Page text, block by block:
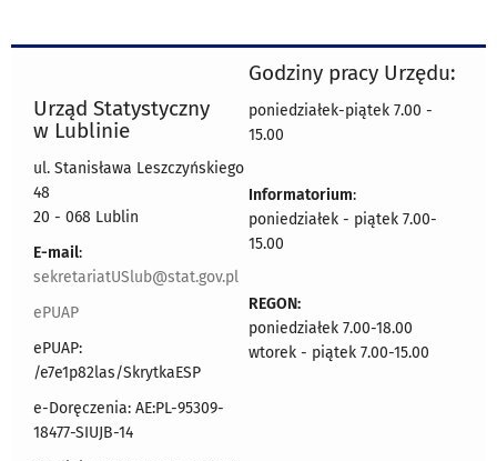
Urząd Statystyczny
w Lublinie
ul. Stanisława Leszczyńskiego
48
20 - 068 Lublin
E-mail:
sekretariatUSlub@stat.gov.pl
ePUAP
ePUAP:
/e7e1p82las/SkrytkaESP
e-Doręczenia: AE:PL-95309-
18477-SIUJB-14
Godziny pracy Urzędu:
poniedziałek-piątek 7.00 -
15.00
Informatorium:
poniedziałek - piątek 7.00-
15.00
REGON:
poniedziałek 7.00-18.00
wtorek - piątek 7.00-15.00